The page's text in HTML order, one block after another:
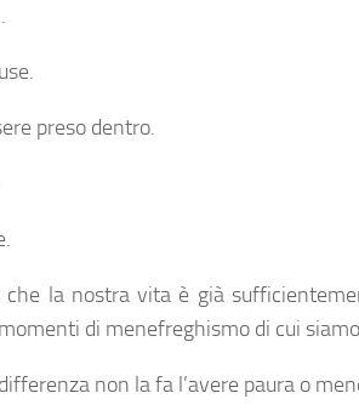
preso dentro.
che la nostra vita è già
di menefreghismo di cui
non la fa l’avere paura o